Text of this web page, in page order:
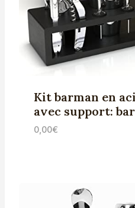
Kit barman en
avec support:
0,00€